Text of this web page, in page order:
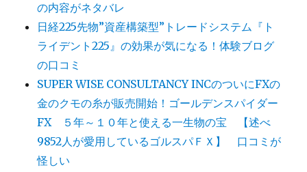
の内容がネタバレ
日経225先物”資産構築型”トレードシステム『ト
ライデント225』の効果が気になる！体験ブログ
の口コミ
SUPER WISE CONSULTANCY INCのついにFXの
金のクモの糸が販売開始！ゴールデンスパイダー
FX ５年～１０年と使える一生物の宝 【述べ
9852人が愛用しているゴルスパＦＸ】 口コミが
怪しい